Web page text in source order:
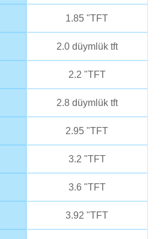
1.85 "TFT
2.0 düymlük tft
2.2 "TFT
2.8 düymlük tft
2.95 "TFT
3.2 "TFT
3.6 "TFT
3.92 "TFT